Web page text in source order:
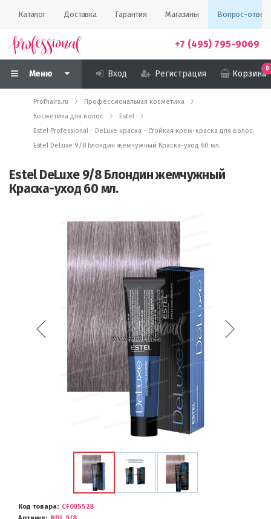
Каталог Доставка Гарантия Магазины Вопрос-ответ
+7 (495) 795-9069
Меню Вход Регистрация Корзина
0
Profhairs.ru
Профессиональная косметика
Косметика для волос
Estel
Estel Professional - DeLuxe краска - Стойкая крем-краска для волос.
Estel DeLuxe 9/8 Блондин жемчужный Краска-уход 60 мл.
Estel DeLuxe 9/8 Блондин жемчужный
Краска-уход 60 мл.
Код товара
CF005528